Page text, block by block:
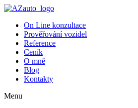
On Line konzultace
Prověřování vozidel
Reference
Ceník
O mně
Blog
Kontakty
Menu